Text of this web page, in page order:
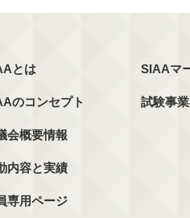
とは
のコンセプト
会概要情報
内容と実績
専用ページ
SIAAマ
試験事